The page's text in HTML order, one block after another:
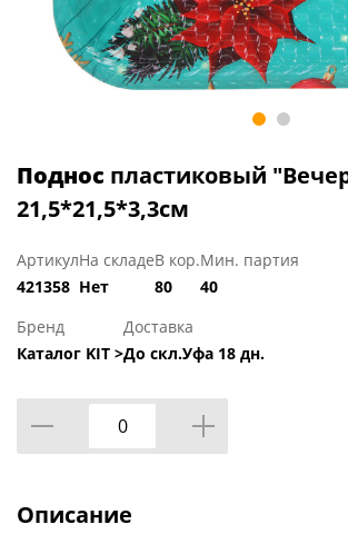
Поднос пластиковый
21,5*21,5*3,3см
Артикул
421358
На складе
Нет
В кор.
80
Мин. партия
40
Бренд
Каталог KIT >
Доставка
До скл.Уфа 18 дн.
Описание